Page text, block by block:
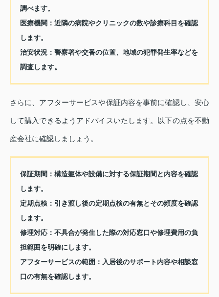
調べます。
医療機関： 近隣の病院やクリニックの数や診療科目を確認
します。
治安状況： 警察署や交番の位置、地域の犯罪発生率などを
調査します。
さらに、アフターサービスや保証内容を事前に確認し、安心
して購入できるようアドバイスいたします。以下の点を不動
産会社に確認しましょう。
保証期間： 構造躯体や設備に対する保証期間と内容を確認
します。
定期点検： 引き渡し後の定期点検の有無とその頻度を確認
します。
修理対応： 不具合が発生した際の対応窓口や修理費用の負
担範囲を明確にします。
アフターサービスの範囲： 入居後のサポート内容や相談窓
口の有無を確認します。